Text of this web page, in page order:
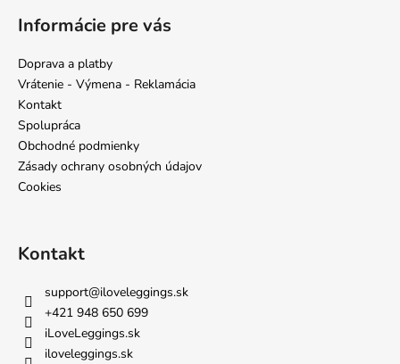
Informácie pre vás
Doprava a platby
Vrátenie - Výmena - Reklamácia
Kontakt
Spolupráca
Obchodné podmienky
Zásady ochrany osobných údajov
Cookies
Kontakt
support@iloveleggings.sk
+421 948 650 699
iLoveLeggings.sk
iloveleggings.sk